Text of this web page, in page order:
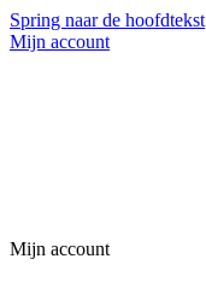
Spring naar de hoofdtekst
Mijn account
Mijn account